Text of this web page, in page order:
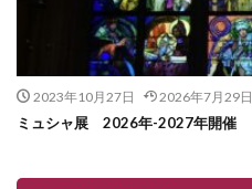
2023年10月27日 2026年7月29日
ミュシャ展 2026年-2027年開催